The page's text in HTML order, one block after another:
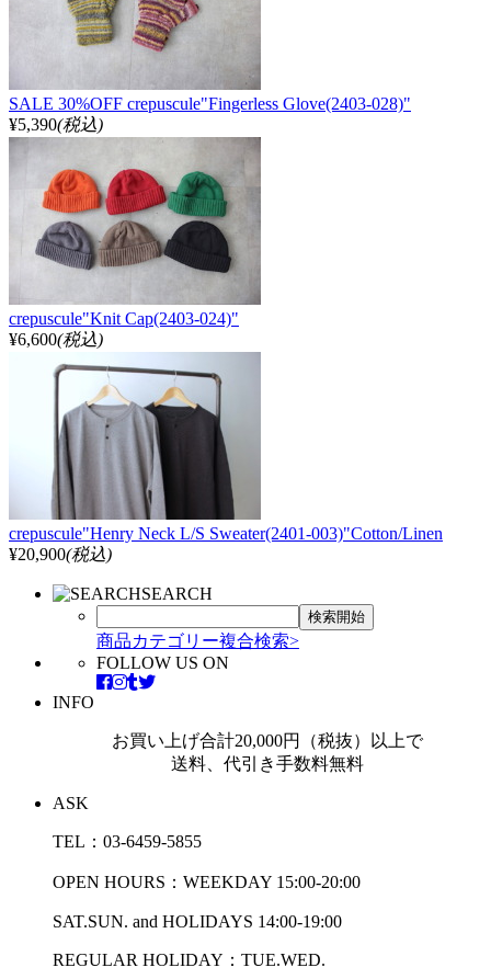
SALE 30%OFF crepuscule"Fingerless Glove(2403-028)"
¥5,390(税込)
crepuscule"Knit Cap(2403-024)"
¥6,600(税込)
crepuscule"Henry Neck L/S Sweater(2401-003)"Cotton/Linen
¥20,900(税込)
SEARCH
商品カテゴリー複合検索>
FOLLOW US ON
INFO
お買い上げ合計20,000円（税抜）以上で
送料、代引き手数料無料
ASK
TEL：03-6459-5855
OPEN HOURS：WEEKDAY 15:00-20:00
SAT.SUN. and HOLIDAYS 14:00-19:00
REGULAR HOLIDAY：TUE.WED.